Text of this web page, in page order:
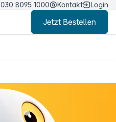
030 8095 1000 Kontakt Login
Jetzt Bestellen